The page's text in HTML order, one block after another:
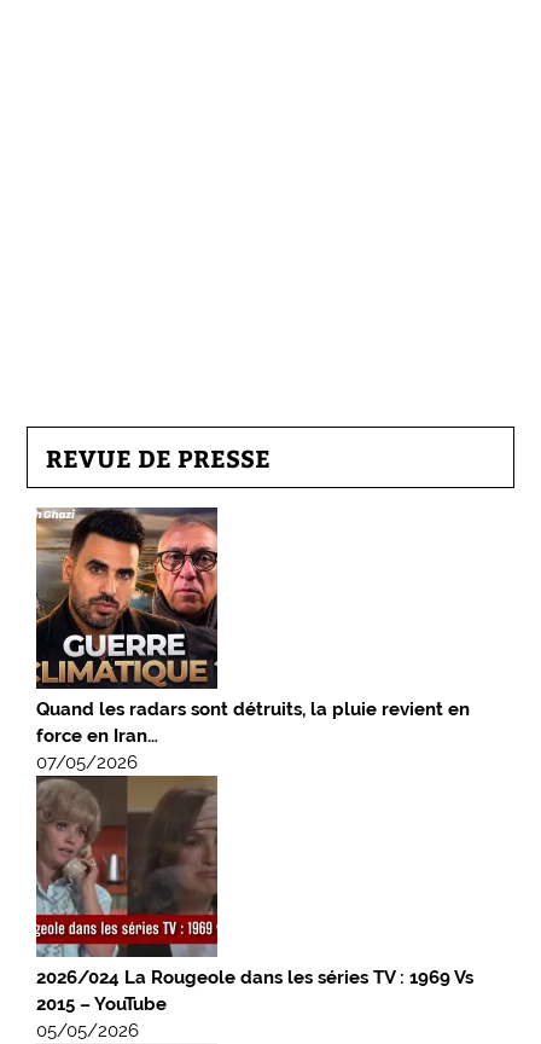
REVUE DE PRESSE
Quand les radars sont détruits, la pluie revient en
force en Iran…
07/05/2026
2026/024 La Rougeole dans les séries TV : 1969 Vs
2015 – YouTube
05/05/2026